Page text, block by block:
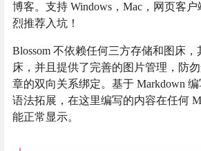
博客。支持 Windows，Mac，网页客
烈推荐入坑！
Blossom 不依赖任何三方存储和图床，
床，并且提供了完善的图片管理，防
章的双向关系绑定。基于 Markdown
语法拓展，在这里编写的内容在任何
能正常显示。